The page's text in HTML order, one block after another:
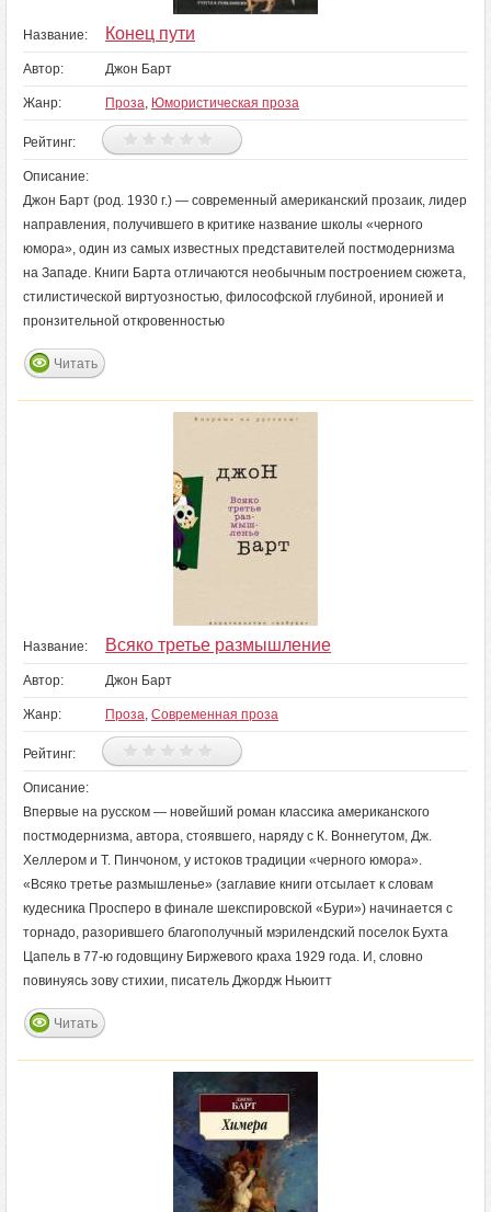
Название: Конец пути
Автор: Джон Барт
Жанр: Проза, Юмористическая проза
Рейтинг:
Описание:
Джон Барт (род. 1930 г.) — современный американский прозаик, лидер
направления, получившего в критике название школы «черного
юмора», один из самых известных представителей постмодернизма
на Западе. Книги Барта отличаются необычным построением сюжета,
стилистической виртуозностью, философской глубиной, иронией и
пронзительной откровенностью
Читать
Название: Всяко третье размышление
Автор: Джон Барт
Жанр: Проза, Современная проза
Рейтинг:
Описание:
Впервые на русском — новейший роман классика американского
постмодернизма, автора, стоявшего, наряду с К. Воннегутом, Дж.
Хеллером и Т. Пинчоном, у истоков традиции «черного юмора».
«Всяко третье размышленье» (заглавие книги отсылает к словам
кудесника Просперо в финале шекспировской «Бури») начинается с
торнадо, разорившего благополучный мэрилендский поселок Бухта
Цапель в 77-ю годовщину Биржевого краха 1929 года. И, словно
повинуясь зову стихии, писатель Джордж Ньюитт
Читать